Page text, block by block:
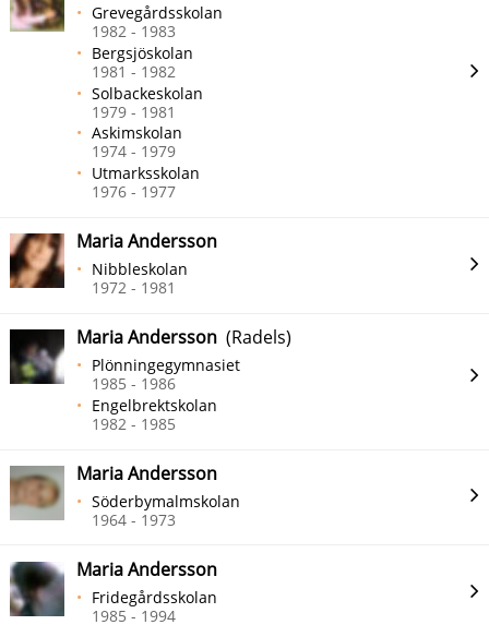
Grevegårdsskolan
1982 - 1983
Bergsjöskolan
1981 - 1982
Solbackeskolan
1979 - 1981
Askimskolan
1974 - 1979
Utmarksskolan
1976 - 1977
Maria Andersson
Nibbleskolan
1972 - 1981
Maria Andersson (Radels)
Plönningegymnasiet
1985 - 1986
Engelbrektskolan
1982 - 1985
Maria Andersson
Söderbymalmskolan
1964 - 1973
Maria Andersson
Fridegårdsskolan
1985 - 1994